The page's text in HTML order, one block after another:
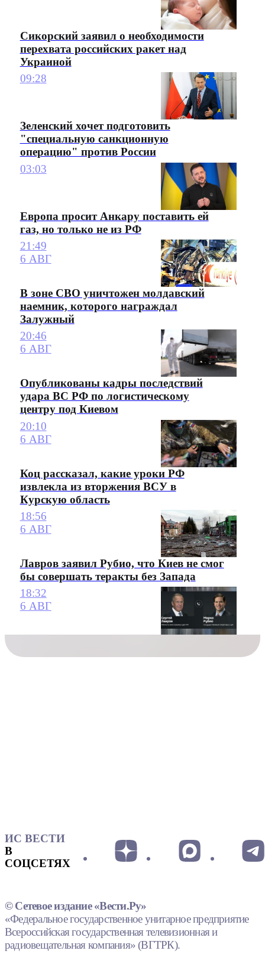
Сикорский заявил о необходимости
перехвата российских ракет над
Украиной
09:28
Зеленский хочет подготовить
"специальную санкционную
операцию" против России
03:03
Европа просит Анкару поставить ей
газ, но только не из РФ
21:49
6 АВГ
В зоне СВО уничтожен молдавский
наемник, которого награждал
Залужный
20:46
6 АВГ
Опубликованы кадры последствий
удара ВС РФ по логистическому
центру под Киевом
20:10
6 АВГ
Коц рассказал, какие уроки РФ
извлекла из вторжения ВСУ в
Курскую область
18:56
6 АВГ
Лавров заявил Рубио, что Киев не смог
бы совершать теракты без Запада
18:32
6 АВГ
ИС ВЕСТИ
В
СОЦСЕТЯХ
© Сетевое издание «Вести.Ру»
«Федеральное государственное унитарное предприятие
Всероссийская государственная телевизионная и
радиовещательная компания» (ВГТРК).